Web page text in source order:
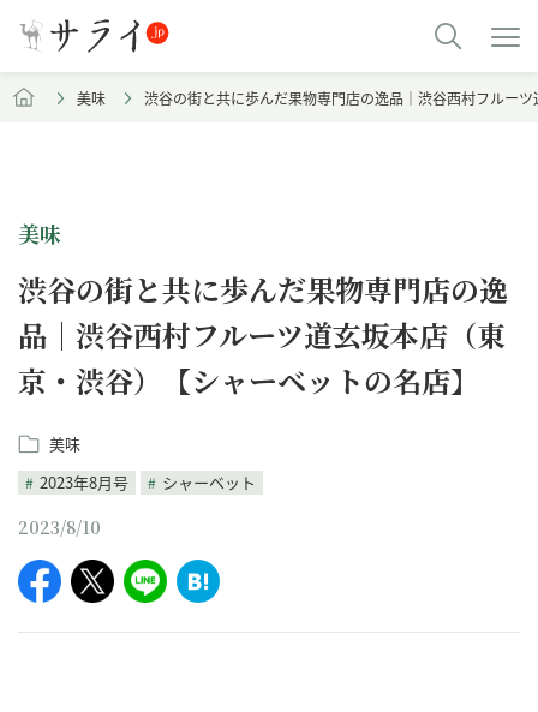
美味 渋谷の街と共に歩んだ果物専門店の逸品｜渋谷西村フルー
美味
渋谷の街と共に歩んだ果物専門店の逸
品｜渋谷西村フルーツ道玄坂本店（東
京・渋谷）【シャーベットの名店】
美味
2023年8月号
シャーベット
2023/8/10